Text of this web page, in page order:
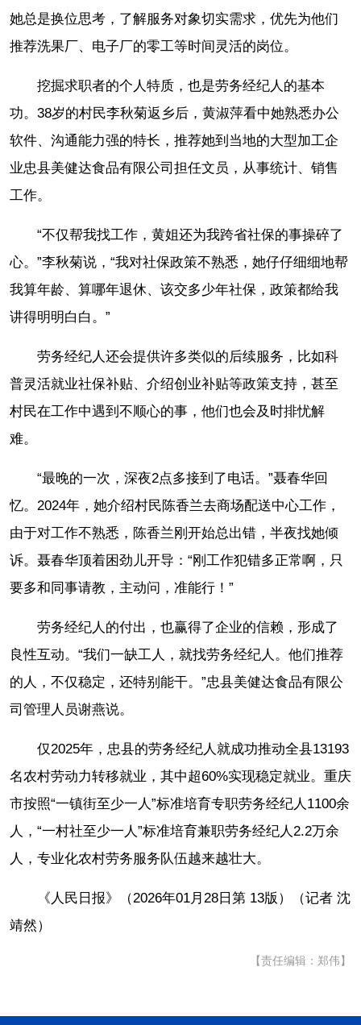
她总是换位思考，了解服务对象切实需求，优先为他们
推荐洗果厂、电子厂的零工等时间灵活的岗位。
挖掘求职者的个人特质，也是劳务经纪人的基本
功。38岁的村民李秋菊返乡后，黄淑萍看中她熟悉办公
软件、沟通能力强的特长，推荐她到当地的大型加工企
业忠县美健达食品有限公司担任文员，从事统计、销售
工作。
“不仅帮我找工作，黄姐还为我跨省社保的事操碎了
心。”李秋菊说，“我对社保政策不熟悉，她仔仔细细地帮
我算年龄、算哪年退休、该交多少年社保，政策都给我
讲得明明白白。”
劳务经纪人还会提供许多类似的后续服务，比如科
普灵活就业社保补贴、介绍创业补贴等政策支持，甚至
村民在工作中遇到不顺心的事，他们也会及时排忧解
难。
“最晚的一次，深夜2点多接到了电话。”聂春华回
忆。2024年，她介绍村民陈香兰去商场配送中心工作，
由于对工作不熟悉，陈香兰刚开始总出错，半夜找她倾
诉。聂春华顶着困劲儿开导：“刚工作犯错多正常啊，只
要多和同事请教，主动问，准能行！”
劳务经纪人的付出，也赢得了企业的信赖，形成了
良性互动。“我们一缺工人，就找劳务经纪人。他们推荐
的人，不仅稳定，还特别能干。”忠县美健达食品有限公
司管理人员谢燕说。
仅2025年，忠县的劳务经纪人就成功推动全县13193
名农村劳动力转移就业，其中超60%实现稳定就业。重庆
市按照“一镇街至少一人”标准培育专职劳务经纪人1100余
人，“一村社至少一人”标准培育兼职劳务经纪人2.2万余
人，专业化农村劳务服务队伍越来越壮大。
《人民日报》（2026年01月28日第 13版）（记者 沈
靖然）
【责任编辑：郑伟】